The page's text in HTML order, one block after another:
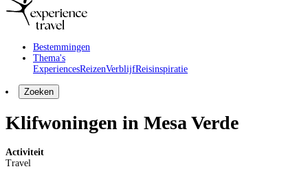
Bestemmingen
Thema's
ExperiencesReizenVerblijfReisinspiratie
Zoeken
Klifwoningen in Mesa Verde
Activiteit
Travel